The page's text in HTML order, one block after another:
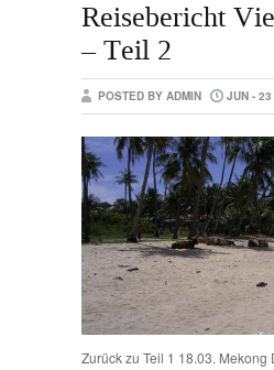
Reisebericht
– Teil 2
POSTED BY ADMIN JUN -
Zurück zu Teil 1 18.03. Mekong